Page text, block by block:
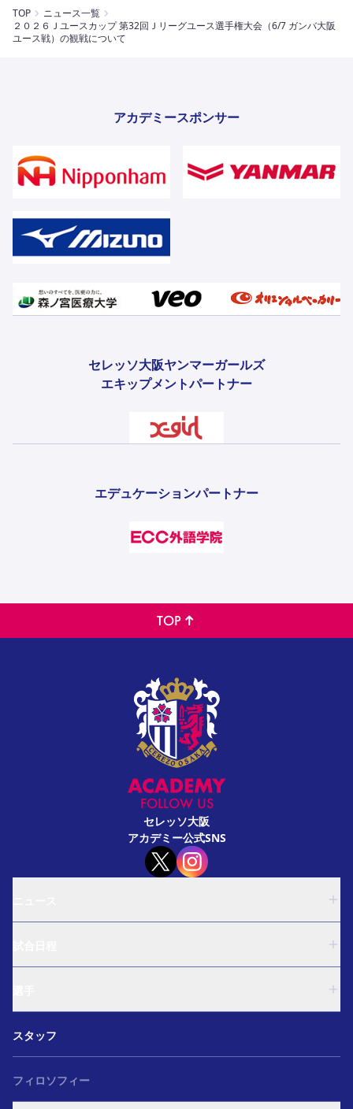
TOP
ニュース一覧
２０２６Ｊユースカップ 第32回Ｊリーグユース選手権大会（6/7 ガンバ大阪
ユース戦）の観戦について
アカデミースポンサー
セレッソ大阪ヤンマーガールズ
エキップメントパートナー
エデュケーションパートナー
TOP
FOLLOW US
セレッソ大阪
アカデミー公式SNS
ガールズU-15
和歌山U-15
ガールズU-15
U-18
和歌山U-15
スタッフ
フィロソフィー